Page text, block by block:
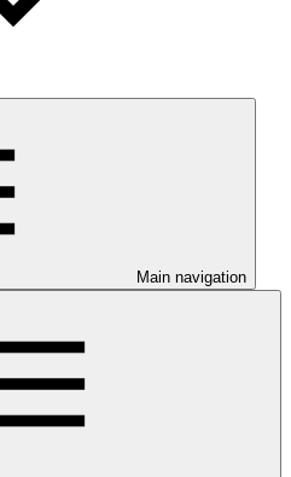
Main navigation